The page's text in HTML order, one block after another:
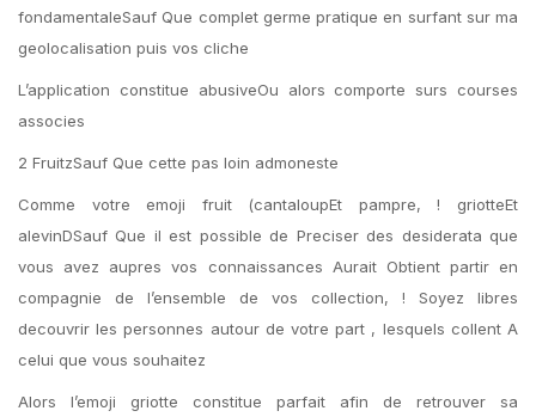
fondamentaleSauf Que complet germe pratique en surfant sur ma
geolocalisation puis vos cliche
L’application constitue abusiveOu alors comporte surs courses
associes
2 FruitzSauf Que cette pas loin admoneste
Comme votre emoji fruit (cantaloupEt pampre, ! griotteEt
alevinDSauf Que il est possible de Preciser des desiderata que
vous avez aupres vos connaissances Aurait Obtient partir en
compagnie de l’ensemble de vos collection, ! Soyez libres
decouvrir les personnes autour de votre part , lesquels collent A
celui que vous souhaitez
Alors l’emoji griotte constitue parfait afin de retrouver sa